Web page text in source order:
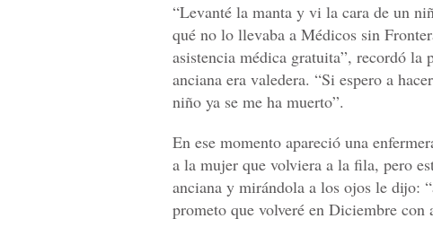
“Levanté la manta y vi la cara de un
qué no lo llevaba a Médicos sin
asistencia médica gratuita”, recordó la
anciana era valedera. “Si espero a
niño ya se me ha muerto”.
En ese momento apareció una
a la mujer que volviera a la fila, pero
anciana y mirándola a los ojos le dijo:
prometo que volveré en Diciembre con